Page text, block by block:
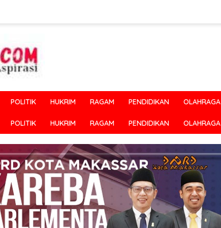
POLITIK HUKRIM RAGAM PENDIDIKAN OLAHRAGA
POLITIK HUKRIM RAGAM PENDIDIKAN OLAHRAGA